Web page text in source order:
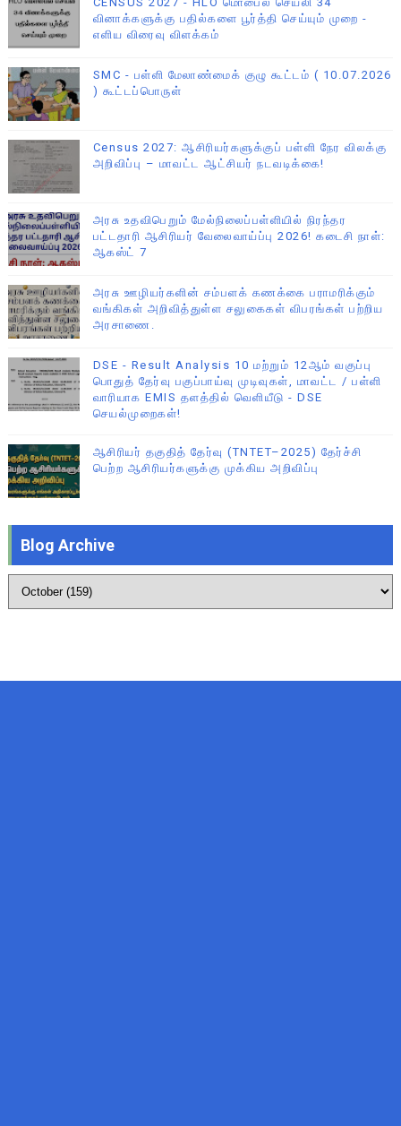
வினாக்களுக்கு பதில்களை பூர்த்தி செய்யும் முறை -
எளிய விரைவு விளக்கம்
SMC - பள்ளி மேலாண்மைக் குழு கூட்டம் ( 10.07.2026
) கூட்டப்பொருள்
Census 2027: ஆசிரியர்களுக்குப் பள்ளி நேர விலக்கு
அறிவிப்பு – மாவட்ட ஆட்சியர் நடவடிக்கை!
அரசு உதவிபெறும் மேல்நிலைப்பள்ளியில் நிரந்தர
பட்டதாரி ஆசிரியர் வேலைவாய்ப்பு 2026! கடைசி நாள்:
ஆகஸ்ட் 7
அரசு ஊழியர்களின் சம்பளக் கணக்கை பராமரிக்கும்
வங்கிகள் அறிவித்துள்ள சலுகைகள் விபரங்கள் பற்றிய
அரசாணை.
DSE - Result Analysis 10 மற்றும் 12ஆம் வகுப்பு
பொதுத் தேர்வு பகுப்பாய்வு முடிவுகள், மாவட்ட / பள்ளி
வாரியாக EMIS தளத்தில் வெளியீடு - DSE
செயல்முறைகள்!
ஆசிரியர் தகுதித் தேர்வு (TNTET–2025) தேர்ச்சி
பெற்ற ஆசிரியர்களுக்கு முக்கிய அறிவிப்பு
Blog Archive